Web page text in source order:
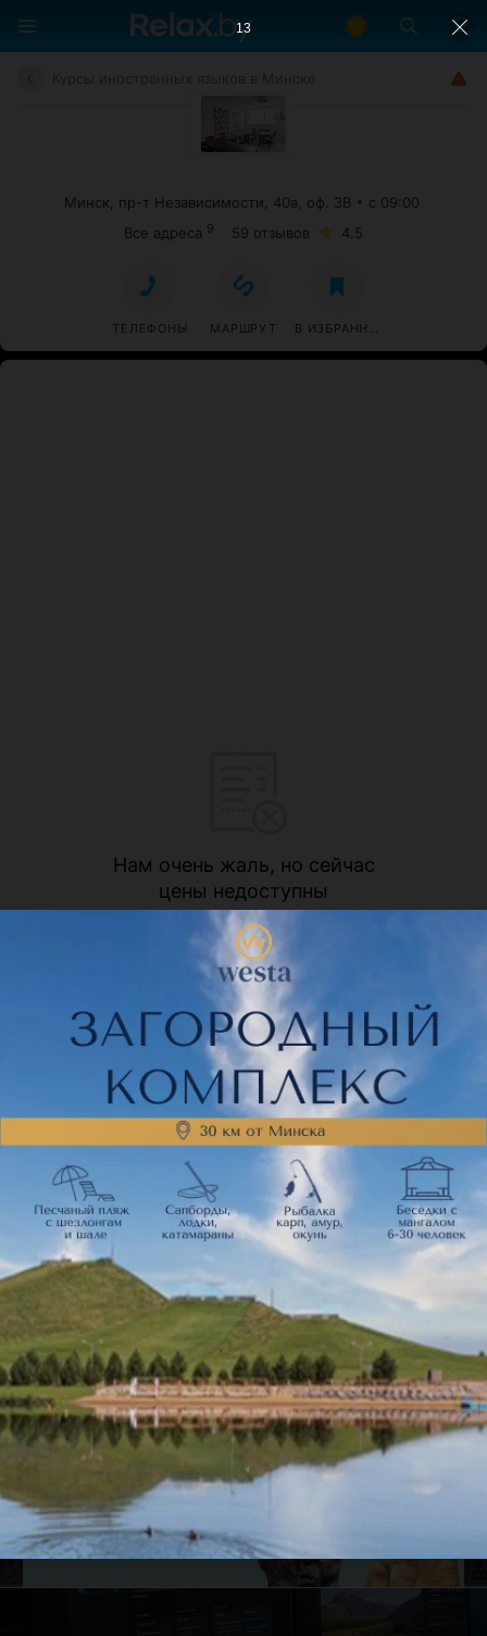
Минск, пр-т Независимости, 40а, оф. 3В
с 09:00
Все адреса 9 59 отзывов 4.5
ТЕЛЕФОНЫ МАРШРУТ В ИЗБРАННОЕ
Нам очень жаль, но сейчас
цены недоступны
Часто просматривают
12